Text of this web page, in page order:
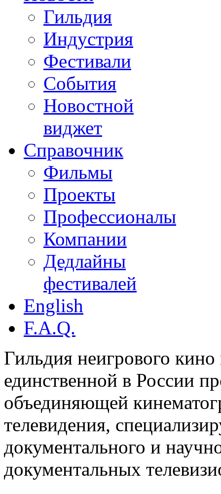
Гильдия
Индустрия
Фестивали
События
Новостной
виджет
Справочник
Фильмы
Проекты
Профессионалы
Компании
Дедлайны
фестивалей
English
F.A.Q.
Гильдия неигрового кино
единственной в России
объединяющей
телевидения,
документального и
документальных